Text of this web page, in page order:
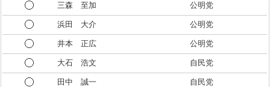
三森 至加 公明党
浜田 大介 公明党
井本 正広 公明党
大石 浩文 自民党
田中 誠一 自民党